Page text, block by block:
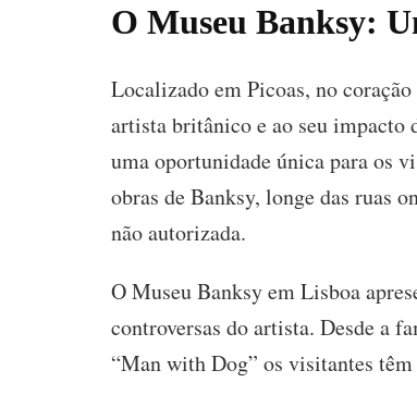
O Museu Banksy:
Localizado em Picoas, no
artista britânico e ao seu impacto
uma oportunidade única para os
obras de Banksy, longe das ruas
não autorizada.
O Museu Banksy em Lisboa
controversas do artista. Desde a
“Man with Dog” os visitantes